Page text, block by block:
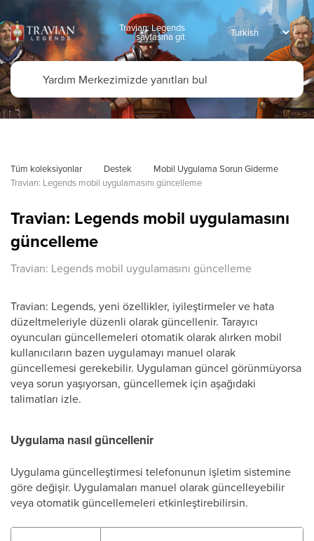
Travian: Legends
sayfasına git
Tüm koleksiyonlar Destek
Mobil Uygulama Sorun Giderme
Travian: Legends mobil uygulamasını güncelleme
Travian: Legends mobil uygulamasını
güncelleme
Travian: Legends mobil uygulamasını güncelleme
Travian: Legends, yeni özellikler, iyileştirmeler ve hata
düzeltmeleriyle düzenli olarak güncellenir. Tarayıcı
oyuncuları güncellemeleri otomatik olarak alırken mobil
kullanıcıların bazen uygulamayı manuel olarak
güncellemesi gerekebilir. Uygulaman güncel görünmüyorsa
veya sorun yaşıyorsan, güncellemek için aşağıdaki
talimatları izle.
Uygulama nasıl güncellenir
Uygulama güncelleştirmesi telefonunun işletim sistemine
göre değişir. Uygulamaları manuel olarak güncelleyebilir
veya otomatik güncellemeleri etkinleştirebilirsin.